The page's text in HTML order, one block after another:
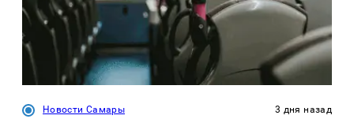
Новости Самары 3 дня назад